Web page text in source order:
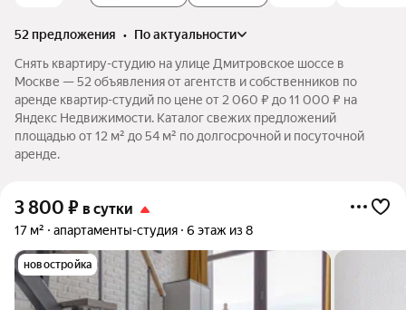
52 предложения •
по актуальности
Снять квартиру-студию на улице Дмитровское шоссе в
Москве — 52 объявления от агентств и собственников по
аренде квартир-студий по цене от 2 060 ₽ до 11 000 ₽ на
Яндекс Недвижимости. Каталог свежих предложений
площадью от 12 м² до 54 м² по долгосрочной и посуточной
аренде.
3 800 ₽ в сутки
17 м² апартаменты-студия 6 этаж из 8
новостройка